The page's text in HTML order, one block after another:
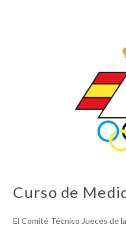
Curso de
El Comité Técnico Jueces de